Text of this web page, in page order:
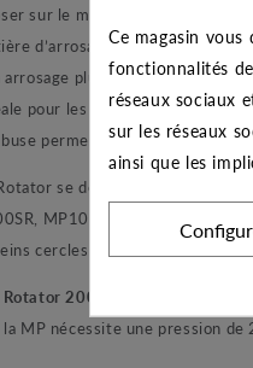
sur le marché de
d’arrosage. En effet, ces
plus lent et de très
pour les terrains en pente
permet un arrosage
se décline sous différents
MP1000, MP2000,
cercles fixes. Toutes ces
2000 noir
offre une
MP nécessite une pression
Ce magasin
fonctionnalités
réseaux sociaux
sur les réseaux
ainsi que les